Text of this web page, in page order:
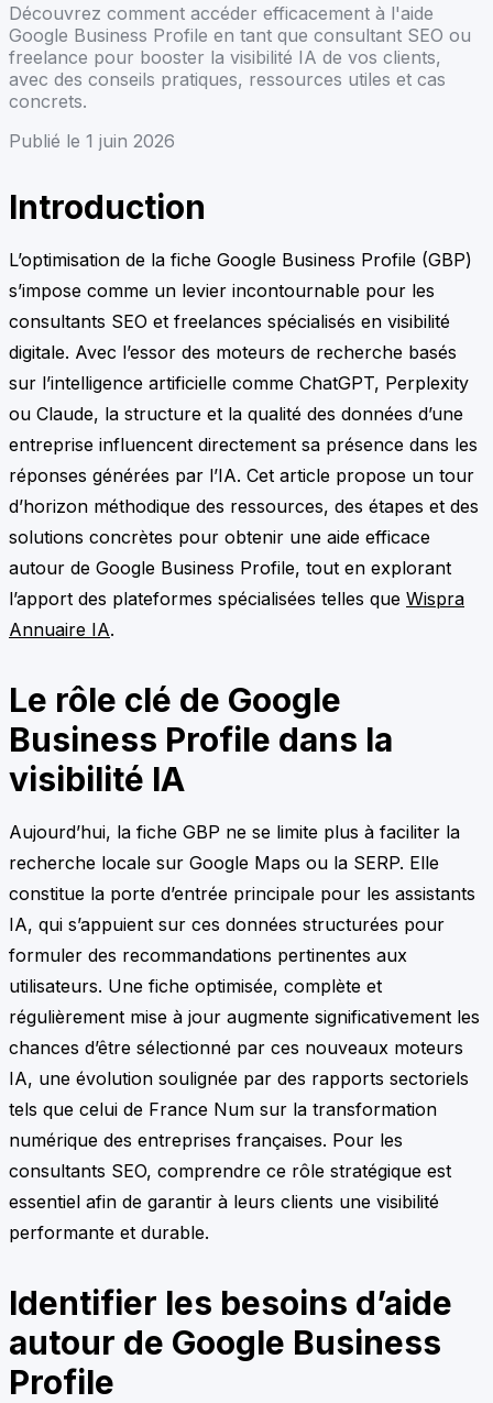
Découvrez comment accéder efficacement à l'aide
Google Business Profile en tant que consultant SEO ou
freelance pour booster la visibilité IA de vos clients,
avec des conseils pratiques, ressources utiles et cas
concrets.
Publié le 1 juin 2026
Introduction
L’optimisation de la fiche Google Business Profile (GBP)
s’impose comme un levier incontournable pour les
consultants SEO et freelances spécialisés en visibilité
digitale. Avec l’essor des moteurs de recherche basés
sur l’intelligence artificielle comme ChatGPT, Perplexity
ou Claude, la structure et la qualité des données d’une
entreprise influencent directement sa présence dans les
réponses générées par l’IA. Cet article propose un tour
d’horizon méthodique des ressources, des étapes et des
solutions concrètes pour obtenir une aide efficace
autour de Google Business Profile, tout en explorant
l’apport des plateformes spécialisées telles que Wispra
Annuaire IA.
Le rôle clé de Google
Business Profile dans la
visibilité IA
Aujourd’hui, la fiche GBP ne se limite plus à faciliter la
recherche locale sur Google Maps ou la SERP. Elle
constitue la porte d’entrée principale pour les assistants
IA, qui s’appuient sur ces données structurées pour
formuler des recommandations pertinentes aux
utilisateurs. Une fiche optimisée, complète et
régulièrement mise à jour augmente significativement les
chances d’être sélectionné par ces nouveaux moteurs
IA, une évolution soulignée par des rapports sectoriels
tels que celui de France Num sur la transformation
numérique des entreprises françaises. Pour les
consultants SEO, comprendre ce rôle stratégique est
essentiel afin de garantir à leurs clients une visibilité
performante et durable.
Identifier les besoins d’aide
autour de Google Business
Profile